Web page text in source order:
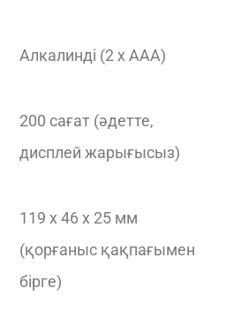
Алкалинді (2 x AAA)
200 сағат (әдетте,
дисплей жарығысыз)
119 x 46 x 25 мм
(қорғаныс қақпағымен
бірге)